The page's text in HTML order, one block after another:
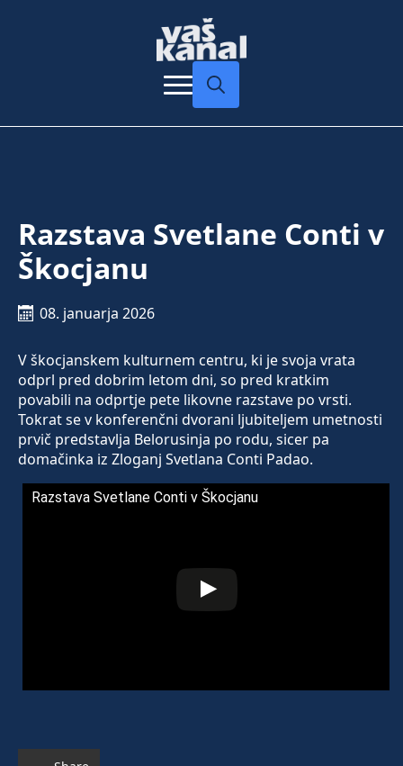
Razstava Svetlane Conti v
Škocjanu
08. januarja 2026
V škocjanskem kulturnem centru, ki je svoja vrata
odprl pred dobrim letom dni, so pred kratkim
povabili na odprtje pete likovne razstave po vrsti.
Tokrat se v konferenčni dvorani ljubiteljem umetnosti
prvič predstavlja Belorusinja po rodu, sicer pa
domačinka iz Zloganj Svetlana Conti Padao.
Razstava Svetlane Conti v Škocjanu